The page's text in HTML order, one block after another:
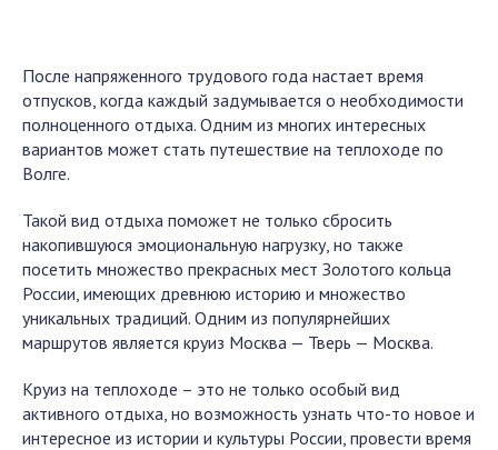
После напряженного трудового года настает время
отпусков, когда каждый задумывается о необходимости
полноценного отдыха. Одним из многих интересных
вариантов может стать путешествие на теплоходе по
Волге.
Такой вид отдыха поможет не только сбросить
накопившуюся эмоциональную нагрузку, но также
посетить множество прекрасных мест Золотого кольца
России, имеющих древнюю историю и множество
уникальных традиций. Одним из популярнейших
маршрутов является круиз Москва — Тверь — Москва.
Круиз на теплоходе – это не только особый вид
активного отдыха, но возможность узнать что-то новое и
интересное из истории и культуры России, провести время